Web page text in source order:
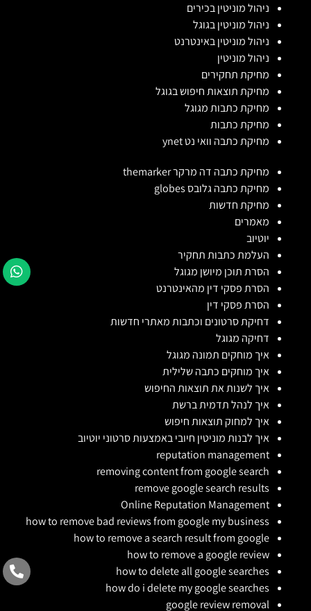
ניהול מוניטין בכירים
ניהול מוניטין בגוגל
ניהול מוניטין באינטרנט
ניהול מוניטין
מחיקת תחקירים
מחיקת תוצאות חיפוש בגוגל
מחיקת כתבות מגוגל
מחיקת כתבות
מחיקת כתבה וואי נט ynet
מחיקת כתבה דה מרקר themarker
מחיקת כתבה גלובס globes
מחיקת חדשות
מאמרים
יוטיוב
העלמת כתבות תחקיר
הסרת תוכן מיושן מגוגל
הסרת פסקי דין מהאינטרנט
הסרת פסקי דין
דחיקת סרטונים וכתבות מאתרי חדשות
דחיקה מגוגל
איך מוחקים תמונה מגוגל
איך מוחקים כתבה שלילית
איך לשנות את תוצאות החיפוש
איך לנהל תדמית ברשת
איך למחוק תוצאות חיפוש
איך לבנות מוניטין חיובי באמצעות סרטוני יוטיוב
reputation management
removing content from google search
remove google search results
Online Reputation Management
how to remove bad reviews from google my business
how to remove a search result from google
how to remove a google review
how to delete all google searches
how do i delete my google searches
google review removal